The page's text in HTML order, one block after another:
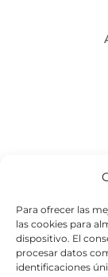
Para ofrecer las
las cookies para
dispositivo. El
procesar datos
identificaciones